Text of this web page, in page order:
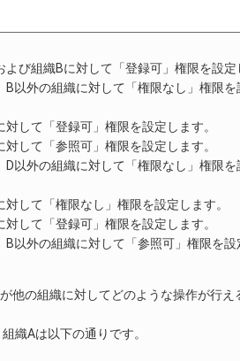
よび組織Bに対して「登録可」権限を設定
B以外の組織に対して「権限なし」権限
対して「登録可」権限を設定します。
対して「参照可」権限を設定します。
D以外の組織に対して「権限なし」権限
対して「権限なし」権限を設定します。
対して「登録可」権限を設定します。
B以外の組織に対して「参照可」権限を
他の組織に対してどのような操作が行
織Aは以下の通りです。